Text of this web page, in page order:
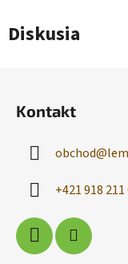
Diskusia
Kontakt
obchod@
+421 918 211